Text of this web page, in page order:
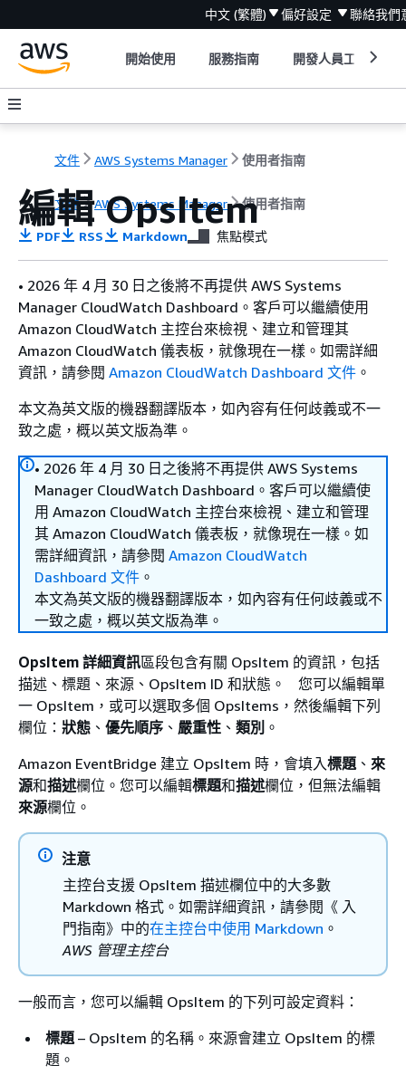
中文 (繁體) 偏好設定 聯絡我們
開始使用 服務指南 開發人員工具
文件 AWS Systems Manager 使用者指南
文件 AWS Systems Manager 使用者指南
編輯 OpsItem
PDF RSS Markdown 焦點模式
• 2026 年 4 月 30 日之後將不再提供 AWS Systems
Manager CloudWatch Dashboard。客戶可以繼續使用
Amazon CloudWatch 主控台來檢視、建立和管理其
Amazon CloudWatch 儀表板，就像現在一樣。如需詳細
資訊，請參閱 Amazon CloudWatch Dashboard 文件 。
本文為英文版的機器翻譯版本，如內容有任何歧義或不一
致之處，概以英文版為準。
• 2026 年 4 月 30 日之後將不再提供 AWS Systems
Manager CloudWatch Dashboard。客戶可以繼續使
用 Amazon CloudWatch 主控台來檢視、建立和管理
其 Amazon CloudWatch 儀表板，就像現在一樣。如
需詳細資訊，請參閱 Amazon CloudWatch
Dashboard 文件 。
本文為英文版的機器翻譯版本，如內容有任何歧義或不
一致之處，概以英文版為準。
OpsItem 詳細資訊區段包含有關 OpsItem 的資訊，包括
描述、標題、來源、OpsItem ID 和狀態。 您可以編輯單
一 OpsItem，或可以選取多個 OpsItems，然後編輯下列
欄位： 狀態 、 優先順序 、 嚴重性 、 類別 。
Amazon EventBridge 建立 OpsItem 時，會填入標題、 來
源和描述欄位。您可以編輯標題和描述欄位，但無法編輯
來源欄位。
注意
主控台支援 OpsItem 描述欄位中的大多數
Markdown 格式。如需詳細資訊，請參閱《 入
門指南》中的在主控台中使用 Markdown 。
AWS 管理主控台
一般而言，您可以編輯 OpsItem 的下列可設定資料：
標題– OpsItem 的名稱。來源會建立 OpsItem 的標
題。